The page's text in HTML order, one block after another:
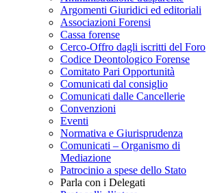
Argomenti Giuridici ed editoriali
Associazioni Forensi
Cassa forense
Cerco-Offro dagli iscritti del Foro
Codice Deontologico Forense
Comitato Pari Opportunità
Comunicati dal consiglio
Comunicati dalle Cancellerie
Convenzioni
Eventi
Normativa e Giurisprudenza
Comunicati – Organismo di
Mediazione
Patrocinio a spese dello Stato
Parla con i Delegati